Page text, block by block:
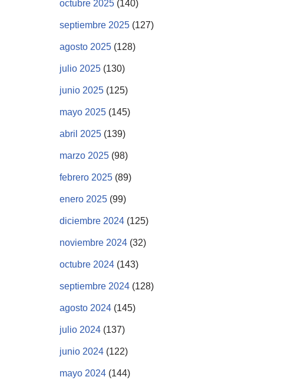
octubre 2025 (140)
septiembre 2025 (127)
agosto 2025 (128)
julio 2025 (130)
junio 2025 (125)
mayo 2025 (145)
abril 2025 (139)
marzo 2025 (98)
febrero 2025 (89)
enero 2025 (99)
diciembre 2024 (125)
noviembre 2024 (32)
octubre 2024 (143)
septiembre 2024 (128)
agosto 2024 (145)
julio 2024 (137)
junio 2024 (122)
mayo 2024 (144)